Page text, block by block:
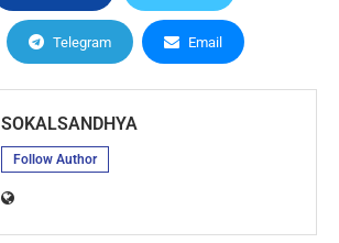
Telegram Email
SOKALSANDHYA
Follow Author